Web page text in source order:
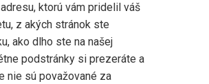
ktorú vám pridelil váš
z akých stránok ste
ako dlho ste na našej
podstránky si prezeráte a
nie sú považované za